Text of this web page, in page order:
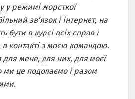
у режимі жорсткої
зв’язок і інтернет, на
бути в курсі всіх справ і
в контакті з моєю командою.
мене, для них, для моєї
це подолаємо і разом